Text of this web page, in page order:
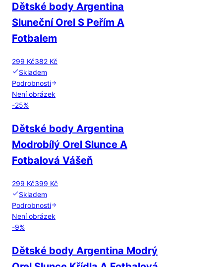
Dětské body Argentina
Sluneční Orel S Peřím A
Fotbalem
299 Kč382 Kč
Skladem
Podrobnosti
Není obrázek
-25%
Dětské body Argentina
Modrobílý Orel Slunce A
Fotbalová Vášeň
299 Kč399 Kč
Skladem
Podrobnosti
Není obrázek
-9%
Dětské body Argentina Modrý